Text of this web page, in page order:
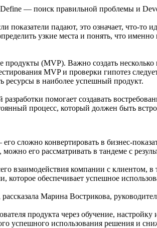
Define — поиск правильной проблемы и
падают, это означает, что-то
узкие места и понять, что
(MVP). Важно создать
MVP и проверки гипотез
ресурсы в наиболее успешный продукт.
помогает создавать
процесс, который должен быть
сложно конвертировать в бизнес-
его рассматривать в тандеме с
взаимодействия компании с клиентом,
обеспечивает успешное
Марина Вострикова,
продукта через обучение,
успешного использования решения и